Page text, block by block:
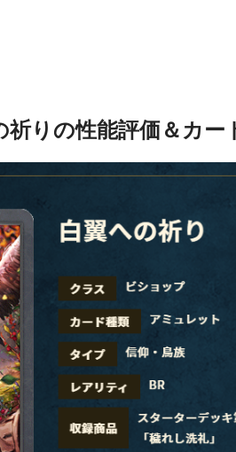
祈りの性能評価＆カー